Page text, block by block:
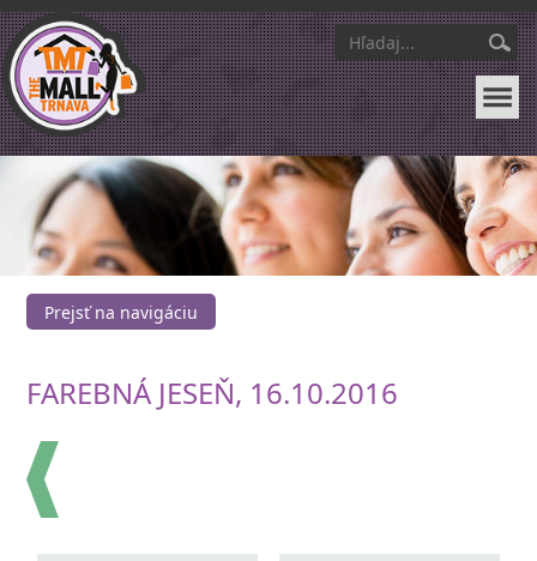
Prejsť na navigáciu
FAREBNÁ JESEŇ, 16.10.2016